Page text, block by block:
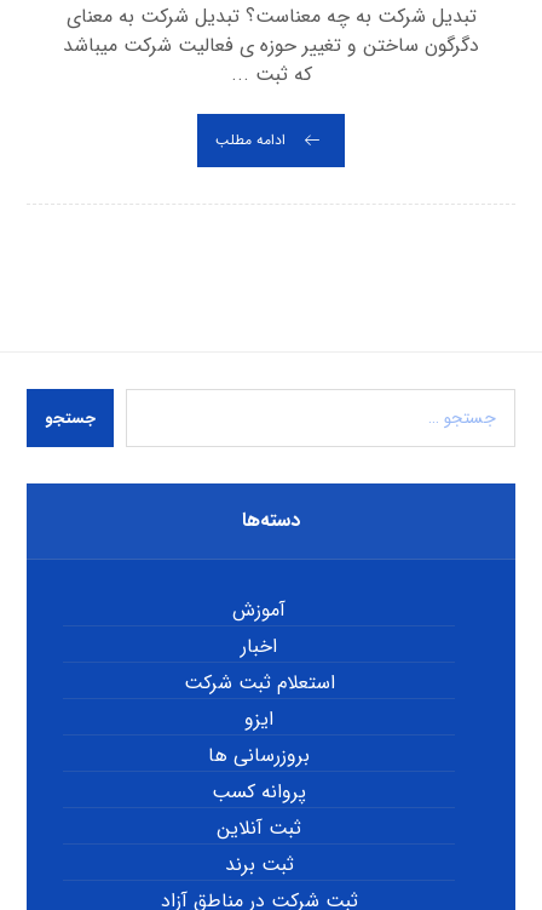
تبدیل شرکت به چه معناست؟ تبدیل شرکت به معنای
دگرگون ساختن و تغییر حوزه ی فعالیت شرکت می‎باشد
که ثبت ...
ادامه مطلب
جستجو
دسته‌ها
آموزش
اخبار
استعلام ثبت شرکت
ایزو
بروزرسانی ها
پروانه کسب
ثبت آنلاین
ثبت برند
ثبت شرکت در مناطق آزاد